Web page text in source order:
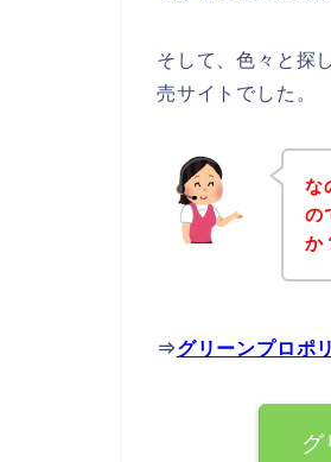
そして、色々と探
売サイトでした。
な
の
か
⇒グリーンプロポ
グ